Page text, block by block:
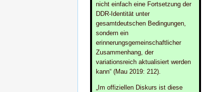
nicht einfach eine Fortsetzung der
DDR-Identität unter
gesamtdeutschen Bedingungen,
sondern ein
erinnerungsgemeinschaftlicher
Zusammenhang, der
variationsreich aktualisiert werden
kann“ (Mau 2019: 212).
„Im offiziellen Diskurs ist diese